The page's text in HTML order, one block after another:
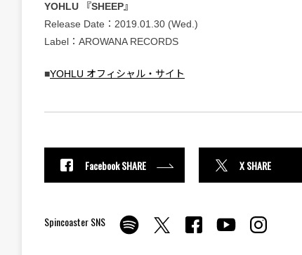
YOHLU 『SHEEP』
Release Date：2019.01.30 (Wed.)
Label：AROWANA RECORDS
■YOHLU オフィシャル・サイト
Facebook SHARE X SHARE
Spincoaster SNS